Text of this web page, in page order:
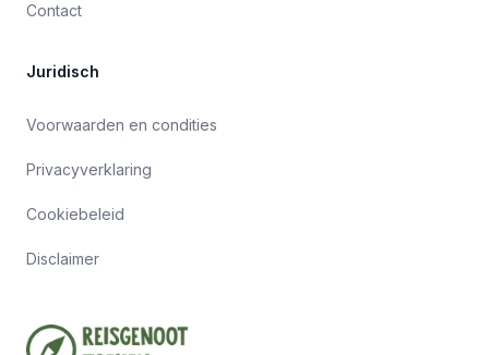
Contact
Juridisch
Voorwaarden en condities
Privacyverklaring
Cookiebeleid
Disclaimer